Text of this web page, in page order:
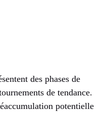
des phases de
de tendance.
potentielle